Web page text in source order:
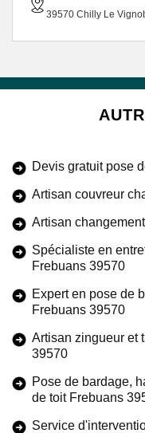
39570 Chilly Le
Devis gratuit pose
Artisan couvreur
Artisan
Spécialiste en
Frebuans 39570
Expert en pose de
Frebuans 39570
Artisan zingueur et
39570
Pose de bardage,
de toit Frebuans
Service